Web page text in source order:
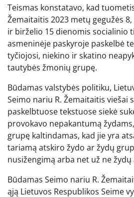
Teismas konstatavo, kad
Žemaitaitis 2023 metų gegužės
ir birželio 15 dienomis socialinio
asmeninėje paskyroje paskelbė
tyčiojosi, niekino ir skatino
tautybės žmonių grupę.
Būdamas valstybės politiku,
Seimo nariu R. Žemaitaitis viešai
paskelbtuose tekstuose siekė
provokavo nepakantumą
grupę kaltindamas, kad jie yra
tariamą atskiro žydo ar žydų
nusižengimą arba net už ne
Būdamas Seimo nariu R.
ąją Lietuvos Respublikos Seime